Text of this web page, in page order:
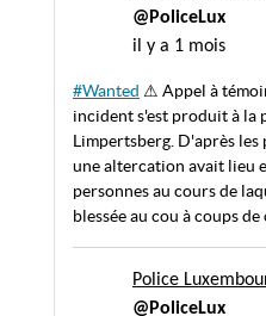
@PoliceLux
il y a 1 mois
#Wanted ⚠ Appel à
incident s'est produit à la
Limpertsberg. D'après
une altercation avait lieu
personnes au cours de
blessée au cou à coups de
Police
@PoliceLux